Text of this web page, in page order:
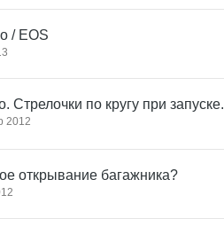
/ EOS
Стрелочки по кругу при запуске.
2012
открывание багажника?